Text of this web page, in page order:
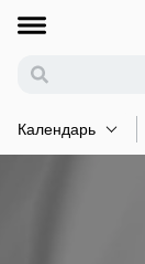
Календарь